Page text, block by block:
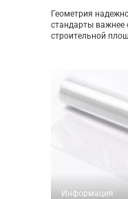
Геометрия
стандарты
строительной
Информация